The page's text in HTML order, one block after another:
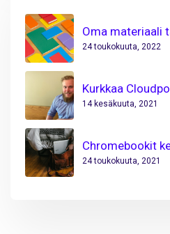
Oma materiaali
24 toukokuuta, 2022
Kurkkaa
14 kesäkuuta, 2021
Chromebookit
24 toukokuuta, 2021